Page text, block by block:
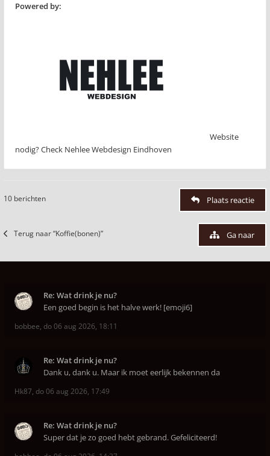
Powered by:
Website
nodig? Check Nehlee Webdesign Eindhoven
10 berichten Plaats reactie
Terug naar “Koffie(bonen)” Ga naar
Re: Wat drink je nu?
Een goed begin is het halve werk! [emoji6]
bobbee, do 06 aug 2026, 18:11
Re: Wat drink je nu?
Dank u, dank u. Maar ik moet eerlijk bekennen da
Hk87, do 06 aug 2026, 17:49
Re: Wat drink je nu?
Super dat je zo goed hebt gebrand. Gefeliciteerd!